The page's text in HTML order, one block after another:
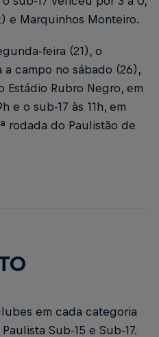
e Marquinhos Monteiro.
feira (21), o
campo no sábado (26),
Estádio Rubro Negro, em
e o sub-17 às 11h, em
rodada do Paulistão de
em cada categoria
Sub-15 e Sub-17.